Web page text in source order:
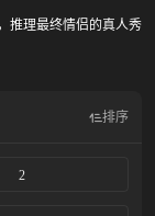
推理最终情侣的真人秀
排序
2